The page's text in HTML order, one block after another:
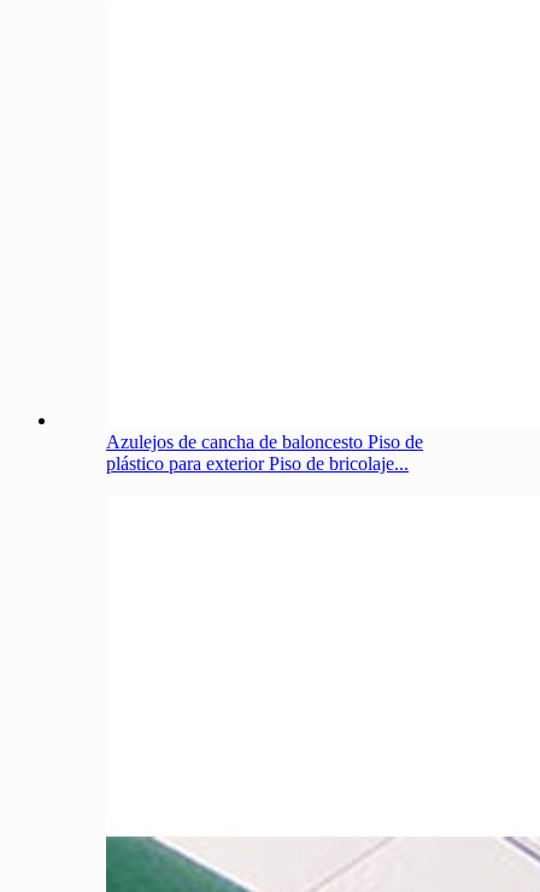
Azulejos de cancha de baloncesto Piso de
plástico para exterior Piso de bricolaje...